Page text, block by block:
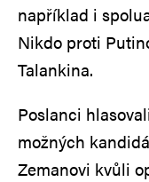
například i
Nikdo proti
Talankina.
Poslanci
možných
Zemanovi kvůli